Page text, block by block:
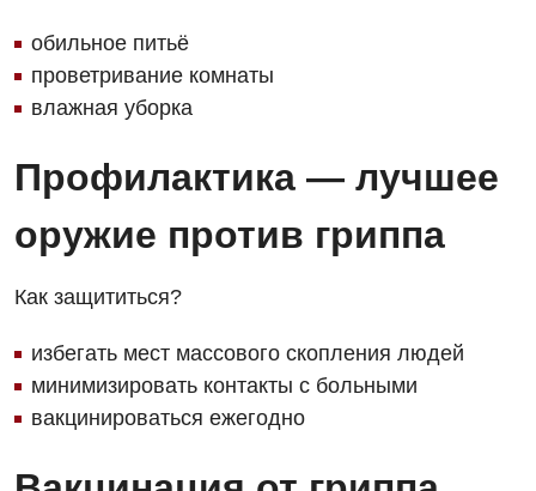
Офтальмологическое отделение
Педиатрическое отделение
Проктология
Пульмонология
Терапия
Травматологическое отделение
обильное питьё
проветривание комнаты
влажная уборка
Профилактика — лучшее
оружие против гриппа
Как защититься?
избегать мест массового скопления людей
минимизировать контакты с больными
вакцинироваться ежегодно